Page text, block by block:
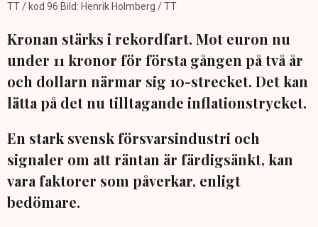
TT / kod 96 Bild: Henrik Holmberg / TT
Kronan stärks i rekordfart. Mot euron nu
under 11 kronor för första gången på två år
och dollarn närmar sig 10-strecket. Det kan
lätta på det nu tilltagande inflationstrycket.
En stark svensk försvarsindustri och
signaler om att räntan är färdigsänkt, kan
vara faktorer som påverkar, enligt
bedömare.